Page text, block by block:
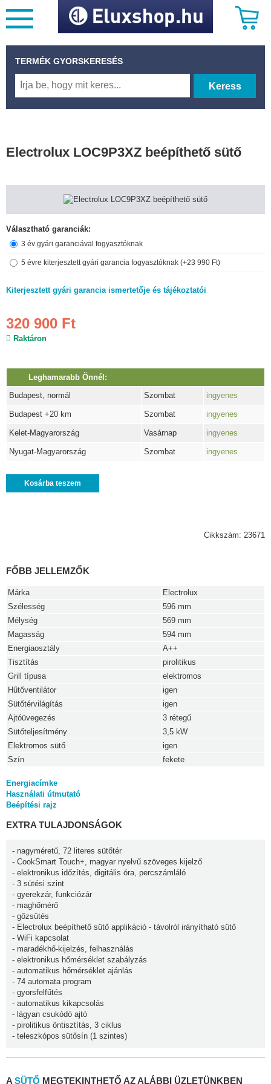
TERMÉK GYORSKERESÉS
Keress
Electrolux LOC9P3XZ beépíthető sütő
Választható garanciák:
3 év gyári garanciával fogyasztóknak
5 évre kiterjesztett gyári garancia fogyasztóknak (+23 990 Ft)
Kiterjesztett gyári garancia ismertetője és tájékoztatói
320 900 Ft
Raktáron
Leghamarabb Önnél:
Budapest, normál
Szombat ingyenes
Budapest +20 km Szombat ingyenes
Kelet-Magyarország Vasárnap ingyenes
Nyugat-Magyarország Szombat ingyenes
Kosárba teszem
Cikkszám: 23671
FŐBB JELLEMZŐK
Márka
Electrolux
Szélesség
596 mm
Mélység
569 mm
Magasság
594 mm
Energiaosztály
A++
Tisztítás
pirolitikus
Grill típusa
elektromos
Hűtőventilátor
igen
Sütőtérvilágítás
igen
Ajtóüvegezés
3 rétegű
Sütőteljesítmény
3,5 kW
Elektromos sütő
igen
Szín
fekete
Energiacímke
Használati útmutató
Beépítési rajz
EXTRA TULAJDONSÁGOK
- nagyméretű, 72 literes sütőtér
- CookSmart Touch+, magyar nyelvű szöveges kijelző
- elektronikus időzítés, digitális óra, percszámláló
- 3 sütési szint
- gyerekzár, funkciózár
- maghőmérő
- gőzsütés
- Electrolux beépíthető sütő applikáció - távolról irányítható sütő
- WiFi kapcsolat
- maradékhő-kijelzés, felhasználás
- elektronikus hőmérséklet szabályzás
- automatikus hőmérséklet ajánlás
- 74 automata program
- gyorsfelfűtés
- automatikus kikapcsolás
- lágyan csukódó ajtó
- pirolitikus öntisztítás, 3 ciklus
- teleszkópos sütősín (1 szintes)
A SÜTŐ MEGTEKINTHETŐ AZ ALÁBBI ÜZLETÜNKBEN